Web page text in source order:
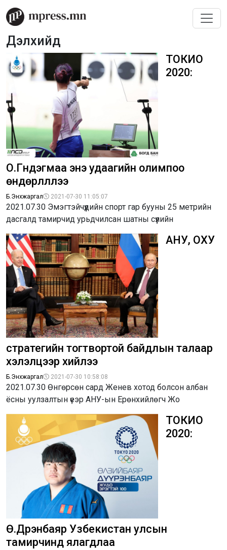
Дэлхийд
ТОКИО
2020:
О.Гүндэгмаа энэ удаагийн олимпоо
өндөрлүүллээ
Б.Энхжаргал 2021-07-30 11:05:07
2021.07.30 Эмэгтэйчүүдийн спорт гар бууны 25 метрийн
дасгалд тамирчид урьдчилсан шатны сүүлийн
АНУ, ОХУ
стратегийн тогтвортой байдлын талаар
хэлэлцээр хийлээ
Б.Энхжаргал 2021-07-30 10:58:08
2021.07.30 Өнгөрсөн сард Женев хотод болсон албан
ёсны уулзалтын үеэр АНУ-ын Ерөнхийлөгч Жо
ТОКИО
2020:
Ө.Дүүрэнбаяр Узбекистан улсын
тамирчинд ялагдлаа